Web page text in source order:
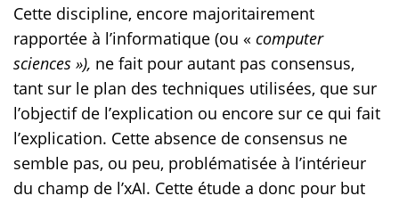
Cette discipline, encore majoritairement
rapportée à l’informatique (ou « computer
sciences »), ne fait pour autant pas consensus,
tant sur le plan des techniques utilisées, que sur
l’objectif de l’explication ou encore sur ce qui fait
l’explication. Cette absence de consensus ne
semble pas, ou peu, problématisée à l’intérieur
du champ de l’xAI. Cette étude a donc pour but